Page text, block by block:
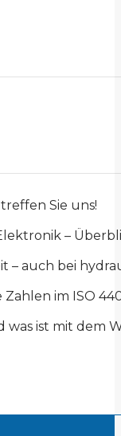
Sie uns!
–
– auch bei
im ISO
was ist mit dem